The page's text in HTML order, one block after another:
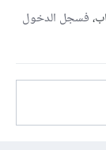
فسجل الدخول